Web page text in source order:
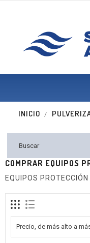
INICIO
COMPRAR EQUIPOS
EQUIPOS PROTECCIÓN
Precio, de más alto a